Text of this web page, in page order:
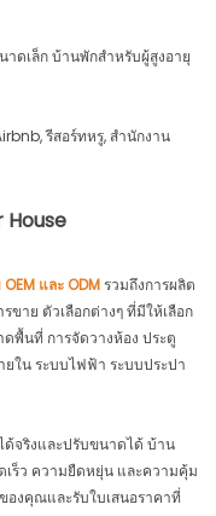
ดเล็ก บ้านพักสำหรับผู้สูงอายุ
รีสอร์ทหรู, สำนักงาน
House
และ ODM รวมถึงการผลิต
ขาย ตัวเลือกต่างๆ ที่มีให้เลือก
พื้นที่ การจัดวางห้อง ประตู
ใน ระบบไฟฟ้า ระบบประปา
จริงและปรับขนาดได้ บ้าน
เร็ว ความยืดหยุ่น และความคุ้ม
องคุณและรับใบเสนอราคาที่